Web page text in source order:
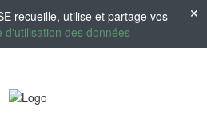
recueille, utilise et partage vos
d'utilisation des données